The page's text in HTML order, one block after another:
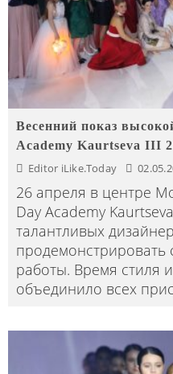
Весенний показ
Academy Kaurtseva III
Editor iLike.Today
26 апреля в центре
Day Academy
талантливых
продемонстрировать
работы. Время стиля
объединило всех